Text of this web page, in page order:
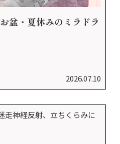
2026.07.10
盆・夏休みのミラドラ